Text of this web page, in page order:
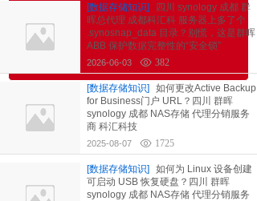
公司新闻
[数据存储知识]
四川 synology 成都 群
晖总代理 成都科汇科 服务器上多了个
.synosnap_data 目录？别慌，这是群晖
ABB 保护数据完整性的“安全锁”
2026-06-03 382
[数据存储知识]
如何更改Active Backup
for Business门户 URL？四川 群晖
synology 成都 NAS存储 代理分销服务
商 科汇科技
2025-08-07 1725
[数据存储知识]
如何为 Linux 设备创建
可启动 USB 恢复硬盘？四川 群晖
synology 成都 NAS存储 代理分销服务